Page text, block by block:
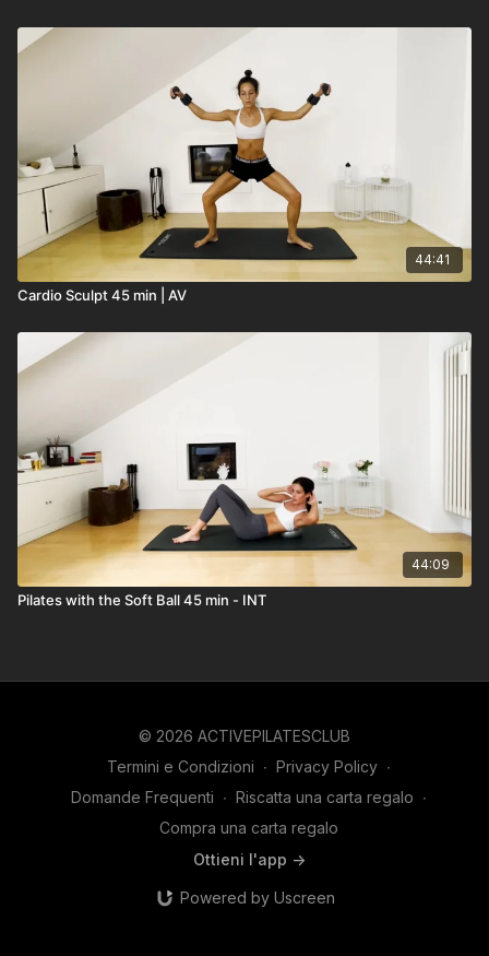
44:41
Cardio Sculpt 45 min | AV
44:09
Pilates with the Soft Ball 45 min - INT
© 2026 ACTIVEPILATESCLUB
Termini e Condizioni ∙ Privacy Policy ∙
Domande Frequenti ∙ Riscatta una carta regalo ∙
Compra una carta regalo
Ottieni l'app ->
Powered by Uscreen